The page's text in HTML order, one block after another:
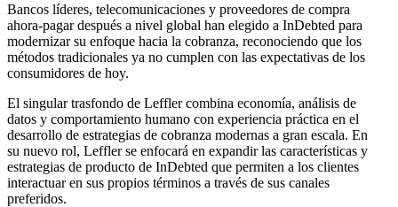
Bancos líderes, telecomunicaciones y proveedores de compra
ahora-pagar después a nivel global han elegido a InDebted para
modernizar su enfoque hacia la cobranza, reconociendo que los
métodos tradicionales ya no cumplen con las expectativas de los
consumidores de hoy.
El singular trasfondo de Leffler combina economía, análisis de
datos y comportamiento humano con experiencia práctica en el
desarrollo de estrategias de cobranza modernas a gran escala. En
su nuevo rol, Leffler se enfocará en expandir las características y
estrategias de producto de InDebted que permiten a los clientes
interactuar en sus propios términos a través de sus canales
preferidos.